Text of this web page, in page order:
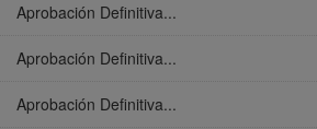
Aprobación Definitiva...
Aprobación Definitiva...
Aprobación Definitiva...